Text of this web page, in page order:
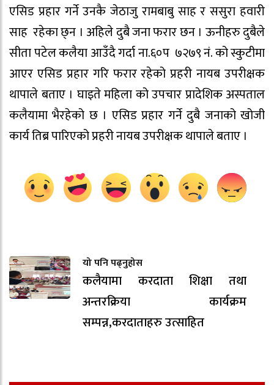
एसिड प्रहार गर्ने उनकै जेठाजु रामबाबु साह र ससुरा हवारी
साह रहेका छ्न । अहिले दुबै जना फरार छन । ऊनीहरु दुबैले
सीता पटेल कलैया आउँदै गर्दा ना.६०प ७२७९ नं. को स्कुटीमा
आएर एसिड प्रहार गरि फरार रहेको प्रहरी नायब उपरीक्षक
थापाले बताए । घाइते महिला को उपचार प्रादेशिक अस्पताल
कलैयामा भैरहेको छ । एसिड प्रहार गर्ने दुबै जनाको खोजी
कार्य तिब्र पारिएको प्रहरी नायब उपरीक्षक थापाले बताए ।
यो पनि पढ्नुहोस
कलैयामा करदाता शिक्षा तथा
अन्तरक्रिया कार्यक्रम
सम्पन्न,करदाताहरु उत्साहित